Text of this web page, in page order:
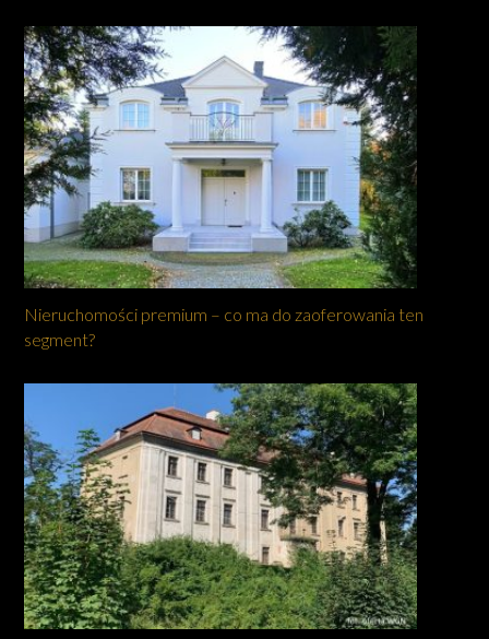
Nieruchomości premium – co ma do zaoferowania ten
segment?